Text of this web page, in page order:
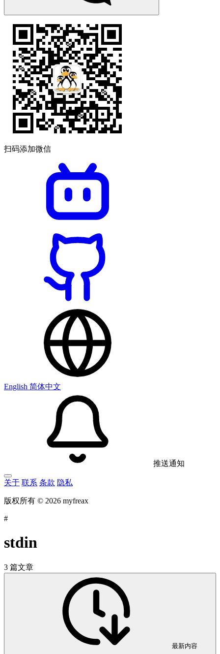
扫码添加微信
English 简体中文
推送通知
关于 联系 条款 隐私
版权所有 © 2026 myfreax
#
stdin
3 篇文章
最新内容